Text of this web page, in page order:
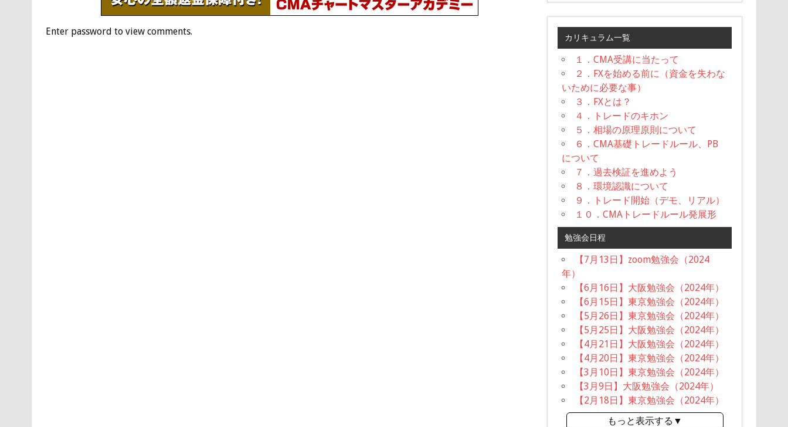
Enter password to view comments.
カリキュラム一覧
１．CMA受講に当たって
２．FXを始める前に（資金を失わな
いために必要な事）
３．FXとは？
４．トレードのキホン
５．相場の原理原則について
６．CMA基礎トレードルール、PB
について
７．過去検証を進めよう
８．環境認識について
９．トレード開始（デモ、リアル）
１０．CMAトレードルール発展形
勉強会日程
【7月13日】zoom勉強会（2024
年）
【6月16日】大阪勉強会（2024年）
【6月15日】東京勉強会（2024年）
【5月26日】東京勉強会（2024年）
【5月25日】大阪勉強会（2024年）
【4月21日】大阪勉強会（2024年）
【4月20日】東京勉強会（2024年）
【3月10日】東京勉強会（2024年）
【3月9日】大阪勉強会（2024年）
【2月18日】東京勉強会（2024年）
もっと表示する▼